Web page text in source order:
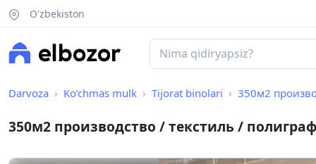
O'zbekiston
Darvoza Ko‘chmas mulk Tijorat binolari 350м2
350м2 производство / текстиль /